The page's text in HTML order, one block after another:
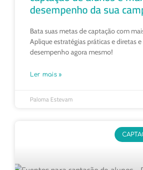
desempenho da sua
Bata suas metas de captação com
Aplique estratégias práticas e diretas
desempenho agora mesmo!
Ler mais »
Paloma Estevam